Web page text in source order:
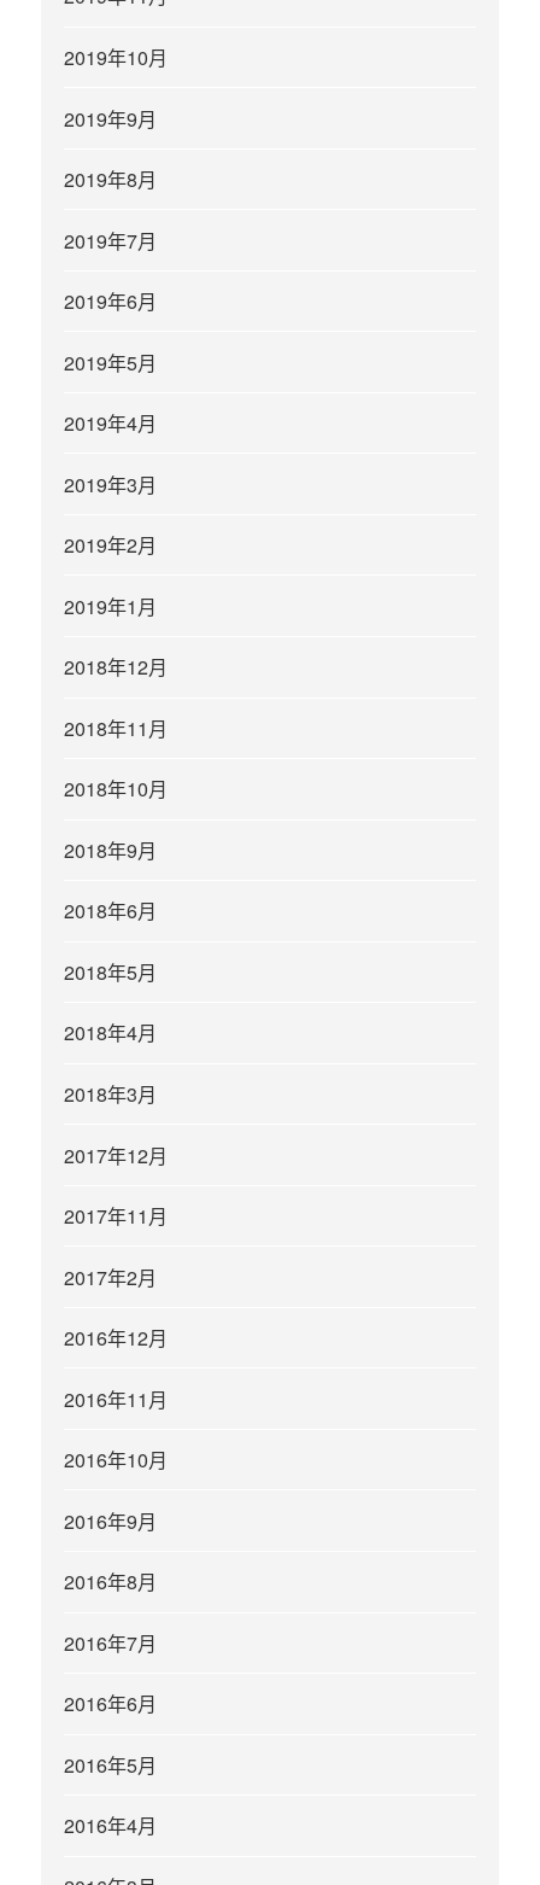
2019年10月
2019年9月
2019年8月
2019年7月
2019年6月
2019年5月
2019年4月
2019年3月
2019年2月
2019年1月
2018年12月
2018年11月
2018年10月
2018年9月
2018年6月
2018年5月
2018年4月
2018年3月
2017年12月
2017年11月
2017年2月
2016年12月
2016年11月
2016年10月
2016年9月
2016年8月
2016年7月
2016年6月
2016年5月
2016年4月